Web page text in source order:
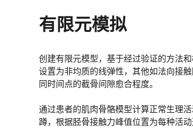
有限元模拟
创建有限元模型，基于经过验证的方法
设置为非均质的线弹性，其他如法向接
同时间点的截骨间隙愈合程度。
通过患者的肌肉骨骼模型计算正常生理
蹲，根据胫骨接触力峰值位置为每种活动